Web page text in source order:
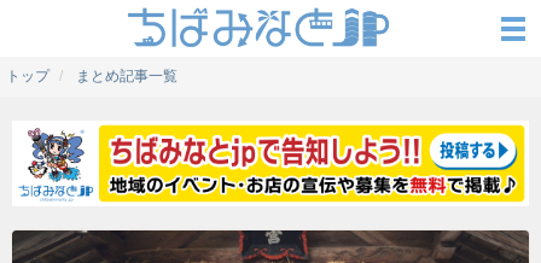
トップ まとめ記事一覧